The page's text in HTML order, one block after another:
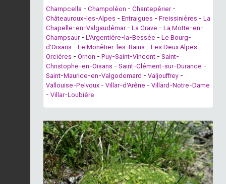
Champcella - Champoléon - Chantepérier -
Châteauroux-les-Alpes - Entraigues - Freissinières - La
Chapelle-en-Valgaudémar - La Grave - La Motte-en-
Champsaur - L'Argentière-la-Bessée - Le Bourg-
d'Oisans - Le Monêtier-les-Bains - Les Deux Alpes -
Orcières - Ornon - Puy-Saint-Vincent - Saint-
Christophe-en-Oisans - Saint-Clément-sur-Durance -
Saint-Maurice-en-Valgodemard - Valjouffrey -
Vallouise-Pelvoux - Villar-d'Arêne - Villard-Notre-Dame
- Villar-Loubière